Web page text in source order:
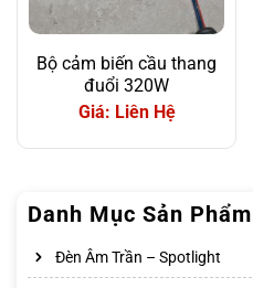
Danh Mục Sản Phẩm
Đèn Âm Trần – Spotlight
Bộ cảm biến cầu thang
đuổi 320W
Giá: Liên Hệ